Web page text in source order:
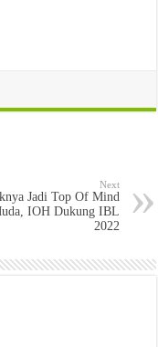
Next
Jadi Top Of Mind
IOH Dukung IBL
2022